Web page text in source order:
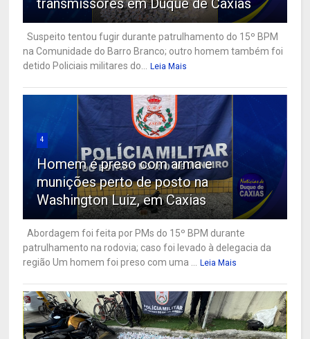
Suspeito tentou fugir durante patrulhamento do 15º BPM
na Comunidade do Barro Branco; outro homem também foi
detido Policiais militares do...
Leia Mais
4
Homem é preso com arma e
munições perto de posto na
Washington Luiz, em Caxias
Abordagem foi feita por PMs do 15º BPM durante
patrulhamento na rodovia; caso foi levado à delegacia da
região Um homem foi preso com uma ...
Leia Mais